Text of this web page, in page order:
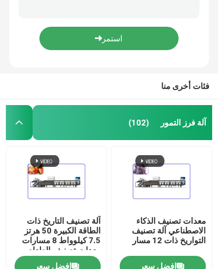
آلة فرز الدرجات
آلة فرز المكسرات
آلة قصف الجوز
آلة الفرز الصناعية
آلة الجوز المقشر
فئات أخرى منا
آلة فرز التمور (102)
معدات تصنيف الذكاء
الاصطناعي آلة تصنيف
التواريخ ذات 12 مسار
افضل سعر
آلة تصنيف التاريخ ذات
الطاقة الكبيرة 50 هرتز
7.5 كيلوواط 8 مسارات
معدات تصنيف الطعام
افضل سعر